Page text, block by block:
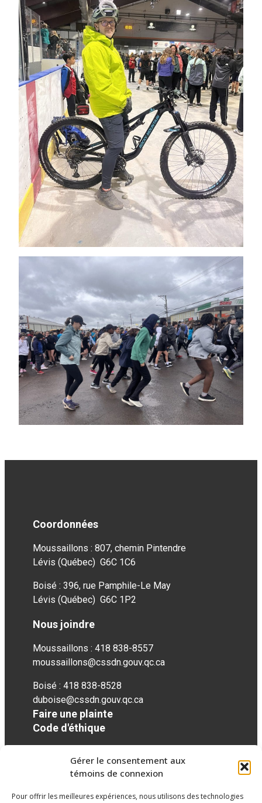
Gérer le consentement aux
témoins de connexion
Pour offrir les meilleures expériences, nous utilisons des technologies
Coordonnées
Moussaillons : 807, chemin Pintendre
Lévis (Québec) G6C 1C6
Boisé : 396, rue Pamphile-Le May
Lévis (Québec) G6C 1P2
Nous joindre
Moussaillons : 418 838-8557
moussaillons@cssdn.gouv.qc.ca
Boisé : 418 838-8528
duboise@cssdn.gouv.qc.ca
Faire une plainte
Code d'éthique
Réseaux sociaux